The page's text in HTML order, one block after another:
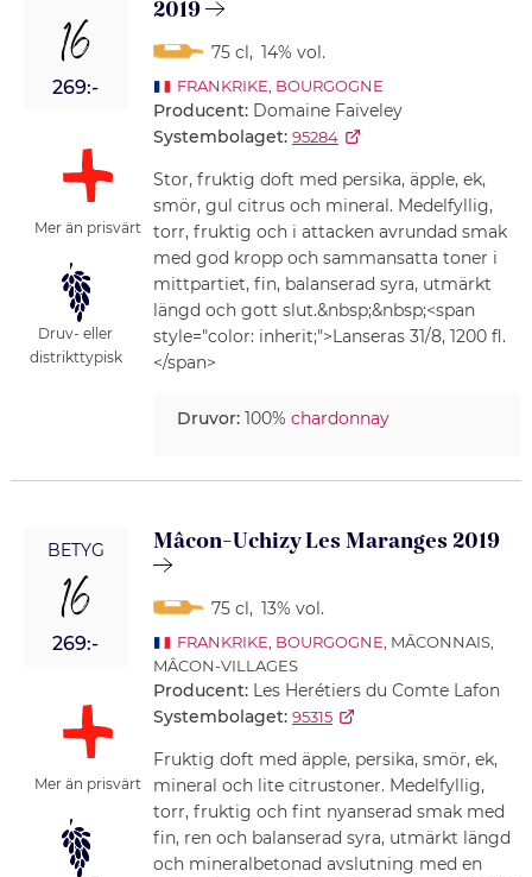
16
269:-
Mer än prisvärt
Druv- eller
distrikttypisk
2019
75 cl, 14% vol.
FRANKRIKE BOURGOGNE
Producent: Domaine Faiveley
Systembolaget: 95284
Stor, fruktig doft med persika, äpple, ek,
smör, gul citrus och mineral. Medelfyllig,
torr, fruktig och i attacken avrundad smak
med god kropp och sammansatta toner i
mittpartiet, fin, balanserad syra, utmärkt
längd och gott slut.&nbsp;&nbsp;<span
style="color: inherit;">Lanseras 31/8, 1200 fl.
</span>
Druvor:100% chardonnay
BETYG
16
269:-
Mer än prisvärt
Mâcon-Uchizy Les Maranges 2019
75 cl, 13% vol.
FRANKRIKE BOURGOGNE , MÂCONNAIS,
MÂCON-VILLAGES
Producent: Les Herétiers du Comte Lafon
Systembolaget: 95315
Fruktig doft med äpple, persika, smör, ek,
mineral och lite citrustoner. Medelfyllig,
torr, fruktig och fint nyanserad smak med
fin, ren och balanserad syra, utmärkt längd
och mineralbetonad avslutning med en